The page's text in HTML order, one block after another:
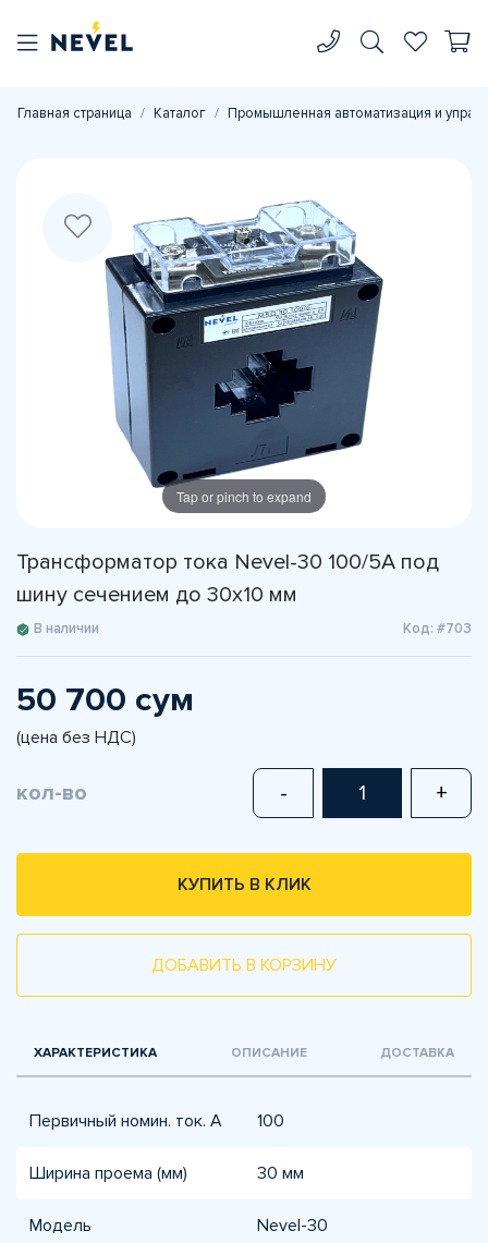
Главная страница Каталог Промышленная автоматизация и
Tap or pinch to expand
Трансформатор тока Nevel-30 100/5А под
шину сечением до 30х10 мм
В наличии Код: #703
50 700 сум
(цена без НДС)
кол-во - +
КУПИТЬ В КЛИК
ДОБАВИТЬ В КОРЗИНУ
ХАРАКТЕРИСТИКА ОПИСАНИЕ ДОСТАВКА
Первичный номин. ток. А 100
Ширина проема (мм) 30 мм
Модель Nevel-30